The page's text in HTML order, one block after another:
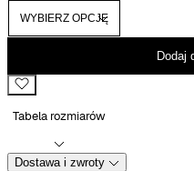
Dodaj
Tabela rozmiarów
Dostawa i zwroty